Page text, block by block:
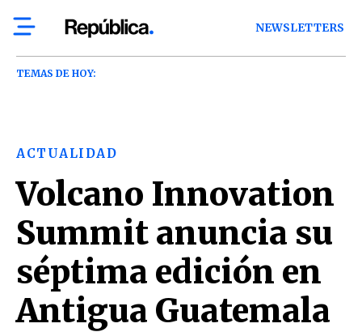
NEWSLETTERS
TEMAS DE HOY:
ACTUALIDAD
Volcano Innovation
Summit anuncia su
séptima edición en
Antigua Guatemala